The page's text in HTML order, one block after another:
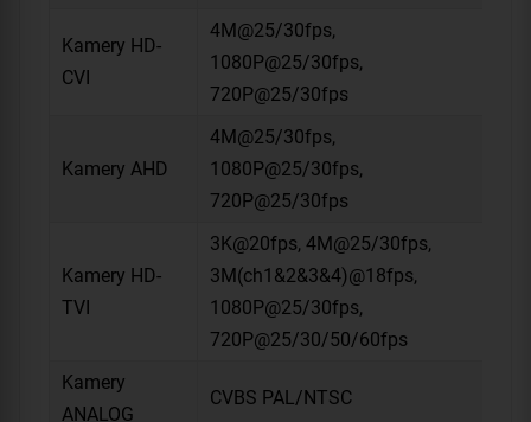
Kamery HD-
CVI
4M@25/30fps,
1080P@25/30fps,
720P@25/30fps
Kamery AHD
4M@25/30fps,
1080P@25/30fps,
720P@25/30fps
Kamery HD-
TVI
3K@20fps, 4M@25/30fps,
3M(ch1&2&3&4)@18fps,
1080P@25/30fps,
720P@25/30/50/60fps
Kamery
ANALOG
CVBS PAL/NTSC